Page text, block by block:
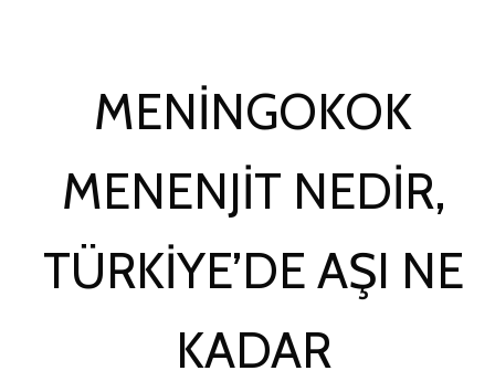
MENINGOKOK
MENENJIT NEDIR,
TÜRKIYE’DE AŞI NE
KADAR